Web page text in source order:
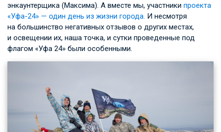
энкаунтерщика (Максима). А вместе мы, участники проекта
«Уфа-24» — один день из жизни города. И несмотря
на большинство негативных отзывов о других местах,
и освещении их, наша точка, и сутки проведенные под
флагом «Уфа 24» были особенными.